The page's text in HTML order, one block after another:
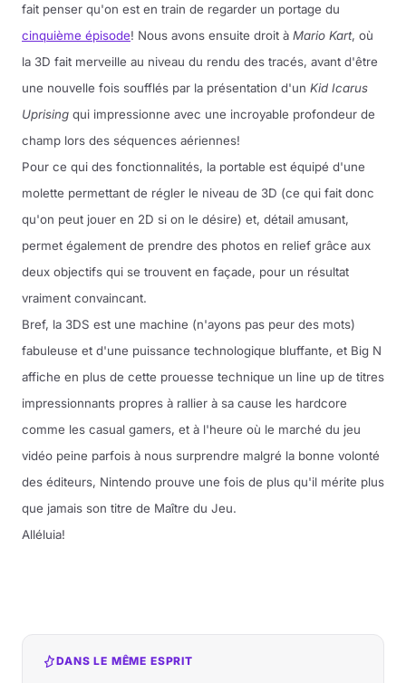
fait penser qu'on est en train de regarder un portage du
cinquième épisode! Nous avons ensuite droit à Mario Kart, où
la 3D fait merveille au niveau du rendu des tracés, avant d'être
une nouvelle fois soufflés par la présentation d'un Kid Icarus
Uprising qui impressionne avec une incroyable profondeur de
champ lors des séquences aériennes!
Pour ce qui des fonctionnalités, la portable est équipé d'une
molette permettant de régler le niveau de 3D (ce qui fait donc
qu'on peut jouer en 2D si on le désire) et, détail amusant,
permet également de prendre des photos en relief grâce aux
deux objectifs qui se trouvent en façade, pour un résultat
vraiment convaincant.
Bref, la 3DS est une machine (n'ayons pas peur des mots)
fabuleuse et d'une puissance technologique bluffante, et Big N
affiche en plus de cette prouesse technique un line up de titres
impressionnants propres à rallier à sa cause les hardcore
comme les casual gamers, et à l'heure où le marché du jeu
vidéo peine parfois à nous surprendre malgré la bonne volonté
des éditeurs, Nintendo prouve une fois de plus qu'il mérite plus
que jamais son titre de Maître du Jeu.
Alléluia!
DANS LE MÊME ESPRIT